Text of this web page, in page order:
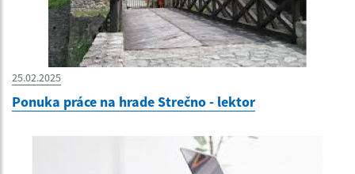
25.02.2025
Ponuka práce na hrade Strečno - lektor